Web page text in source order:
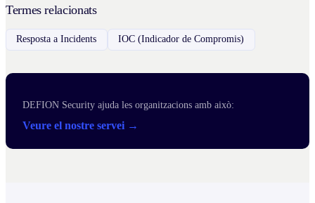
Termes relacionats
Resposta a Incidents IOC (Indicador de Compromis)
DEFION Security ajuda les organitzacions amb això:
Veure el nostre servei →